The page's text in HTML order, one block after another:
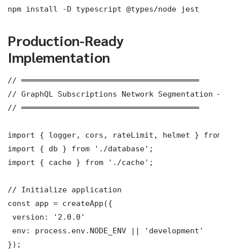
npm install -D typescript @types/node jest
Production-Ready
Implementation
// ═══════════════════════════════════════
// GraphQL Subscriptions Network Segmentation
// ═══════════════════════════════════════
import { logger, cors, rateLimit, helmet } from
import { db } from './database';
import { cache } from './cache';
// Initialize application
const app = createApp({
version: '2.0.0'
env: process.env.NODE_ENV || 'development'
});